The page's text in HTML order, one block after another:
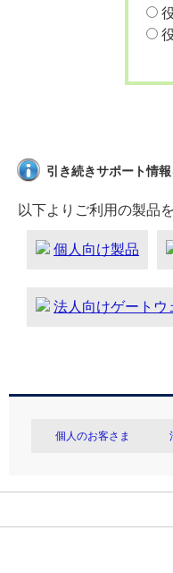
引き続きサポート情
以下よりご利用の製品
個人向け製品
法人向けゲートウ
個人のお客さま